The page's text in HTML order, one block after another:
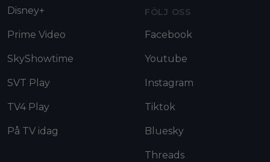
Disney+
Prime Video
SkyShowtime
SVT Play
TV4 Play
På TV idag
FÖLJ OSS
Facebook
Youtube
Instagram
Tiktok
Bluesky
Threads